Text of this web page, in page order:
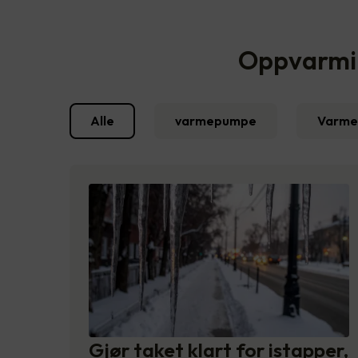
Alle varmepumpe
Gjør taket klart for istapper,